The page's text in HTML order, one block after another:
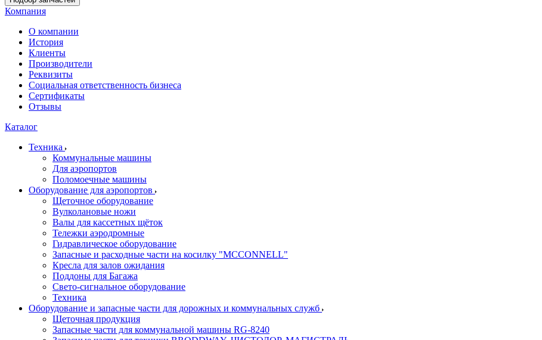
Компания
О компании
История
Клиенты
Производители
Реквизиты
Социальная ответственность бизнеса
Сертификаты
Отзывы
Каталог
Техника
Коммунальные машины
Для аэропортов
Поломоечные машины
Оборудование для аэропортов
Щеточное оборудование
Вулколановые ножи
Валы для кассетных щёток
Тележки аэродромные
Гидравлическое оборудование
Запасные и расходные части на косилку "MCCONNELL"
Кресла для залов ожидания
Поддоны для Багажа
Свето-сигнальное оборудование
Техника
Оборудование и запасные части для дорожных и коммунальных служб
Щеточная продукция
Запасные части для коммунальной машины RG-8240